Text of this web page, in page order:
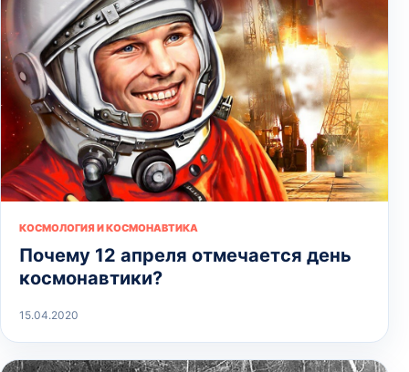
КОСМОЛОГИЯ И КОСМОНАВТИКА
Почему 12 апреля отмечается день
космонавтики?
15.04.2020